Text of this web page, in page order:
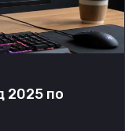
2025 по